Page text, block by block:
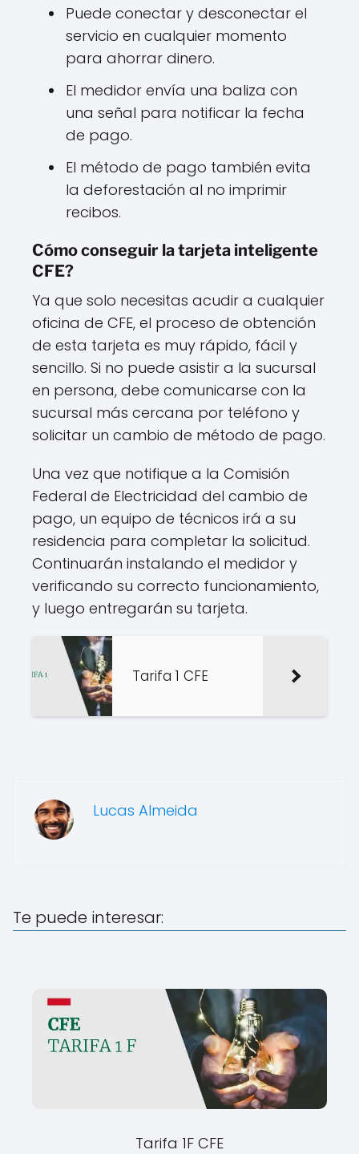
Puede conectar y desconectar el
servicio en cualquier momento
para ahorrar dinero.
El medidor envía una baliza con
una señal para notificar la fecha
de pago.
El método de pago también evita
la deforestación al no imprimir
recibos.
Cómo conseguir la tarjeta inteligente
CFE?
Ya que solo necesitas acudir a cualquier
oficina de CFE, el proceso de obtención
de esta tarjeta es muy rápido, fácil y
sencillo. Si no puede asistir a la sucursal
en persona, debe comunicarse con la
sucursal más cercana por teléfono y
solicitar un cambio de método de pago.
Una vez que notifique a la Comisión
Federal de Electricidad del cambio de
pago, un equipo de técnicos irá a su
residencia para completar la solicitud.
Continuarán instalando el medidor y
verificando su correcto funcionamiento,
y luego entregarán su tarjeta.
Tarifa 1 CFE
Lucas Almeida
Te puede interesar:
Tarifa 1F CFE